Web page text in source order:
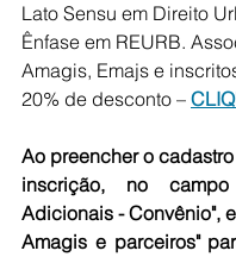
Lato Sensu em Direito
Ênfase em REURB.
Amagis, Emajs e
20% de desconto –
Ao preencher o
inscrição, no campo
Adicionais - Convênio",
Amagis e parceiros"